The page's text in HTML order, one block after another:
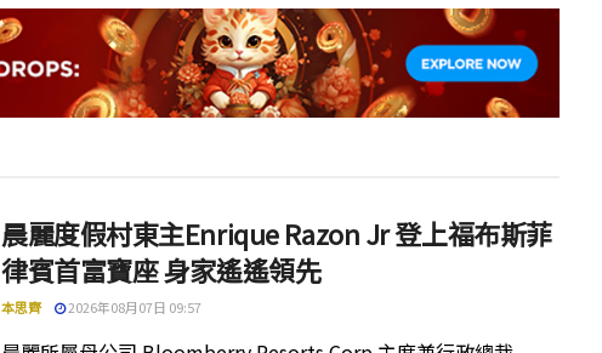
晨麗度假村東主Enrique Razon Jr 登上福布斯菲
律賓首富寶座 身家遙遙領先
本思齊 2026年08月07日 09:57